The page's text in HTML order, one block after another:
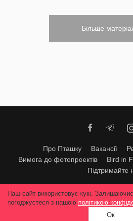
Більше
Про Пташку Вакансії
Вимога до фотопроектів
Bird in
Підтримайте
Будь-яке використання матеріалів
редакції © 2026, Bird
Всі права захищені
Наш сайт використовує кукі.
погоджуєтеся з нашою політикою
Ок